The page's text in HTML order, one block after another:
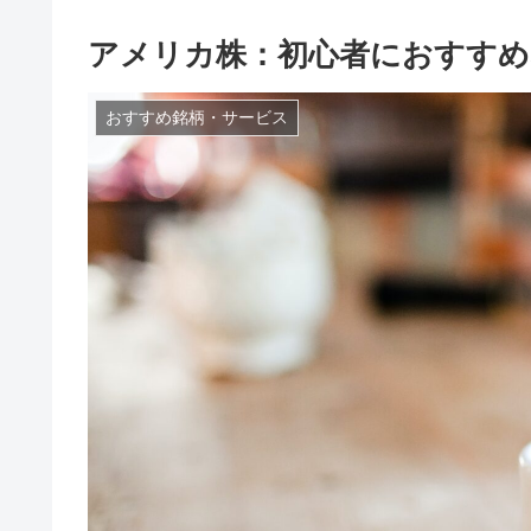
アメリカ株：初心者におすす
おすすめ銘柄・サービス